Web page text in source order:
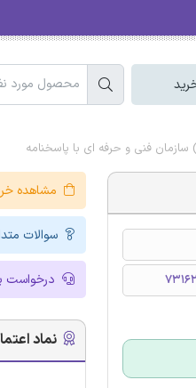
سازمان فنی و حرفه ای با پاسخنامه
مشاهده
سوالات
درخواست
نماد